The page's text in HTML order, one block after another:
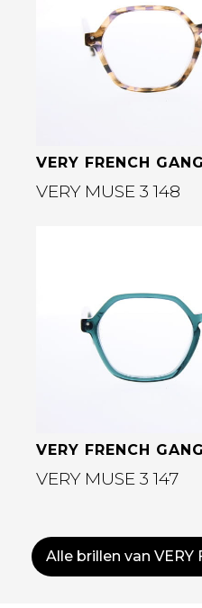
VERY FRENCH
VERY MUSE 3 148
VERY FRENCH
VERY MUSE 3 147
Alle brillen van VERY